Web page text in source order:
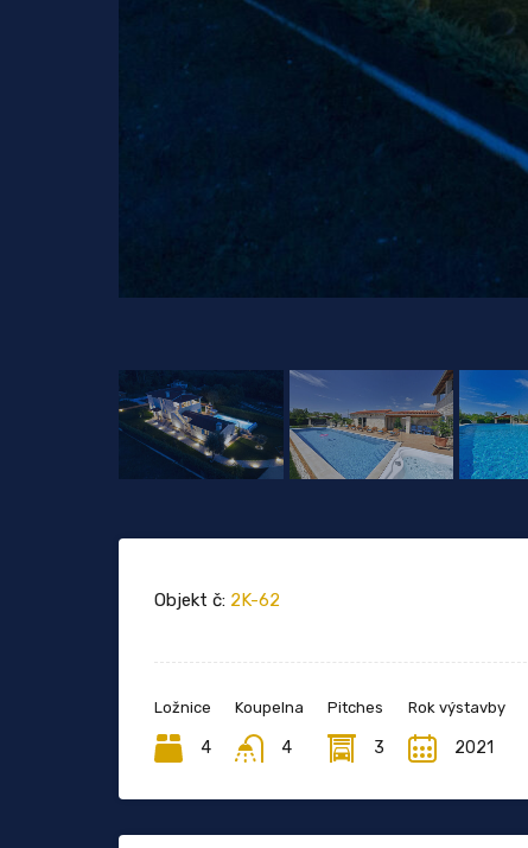
Objekt č: 2K-62
Ložnice
4
Koupelna
4
Pitches
3
Rok výstavby
2021